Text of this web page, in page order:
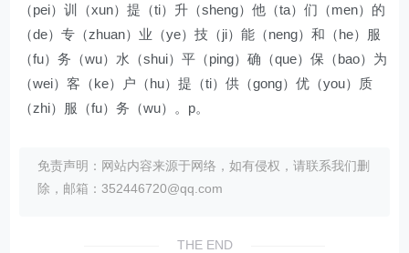
（pei）训（xun）提（ti）升（sheng）他（ta）们（men）的
（de）专（zhuan）业（ye）技（ji）能（neng）和（he）服
（fu）务（wu）水（shui）平（ping）确（que）保（bao）为
（wei）客（ke）户（hu）提（ti）供（gong）优（you）质
（zhi）服（fu）务（wu）。p。
免责声明：网站内容来源于网络，如有侵权，请联系我们删
除，邮箱：352446720@qq.com
THE END